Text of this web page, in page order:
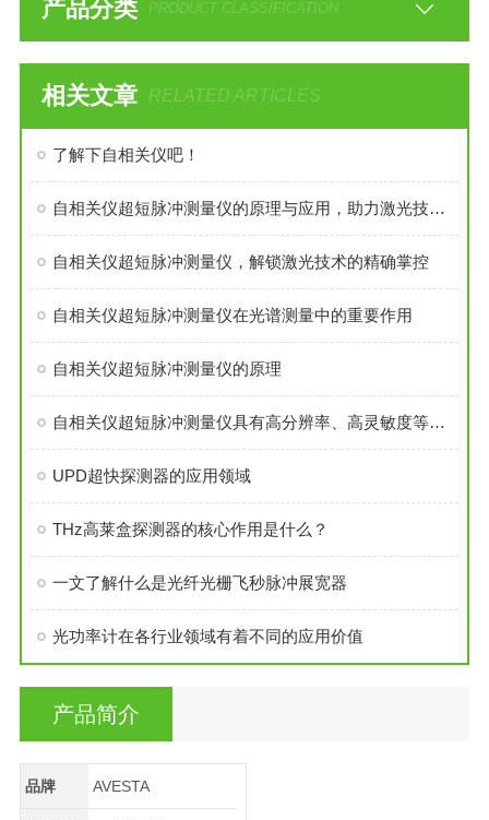
产品分类 PRODUCT CLASSIFICATION
相关文章 RELATED ARTICLES
了解下自相关仪吧！
自相关仪超短脉冲测量仪的原理与应用，助力激光技术的新突破
自相关仪超短脉冲测量仪，解锁激光技术的精确掌控
自相关仪超短脉冲测量仪在光谱测量中的重要作用
自相关仪超短脉冲测量仪的原理
自相关仪超短脉冲测量仪具有高分辨率、高灵敏度等优点
UPD超快探测器的应用领域
THz高莱盒探测器的核心作用是什么？
一文了解什么是光纤光栅飞秒脉冲展宽器
光功率计在各行业领域有着不同的应用价值
产品简介
品牌 AVESTA